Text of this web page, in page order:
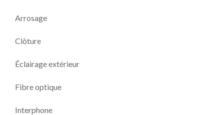
Arrosage
Clôture
Éclairage extérieur
Fibre optique
Interphone